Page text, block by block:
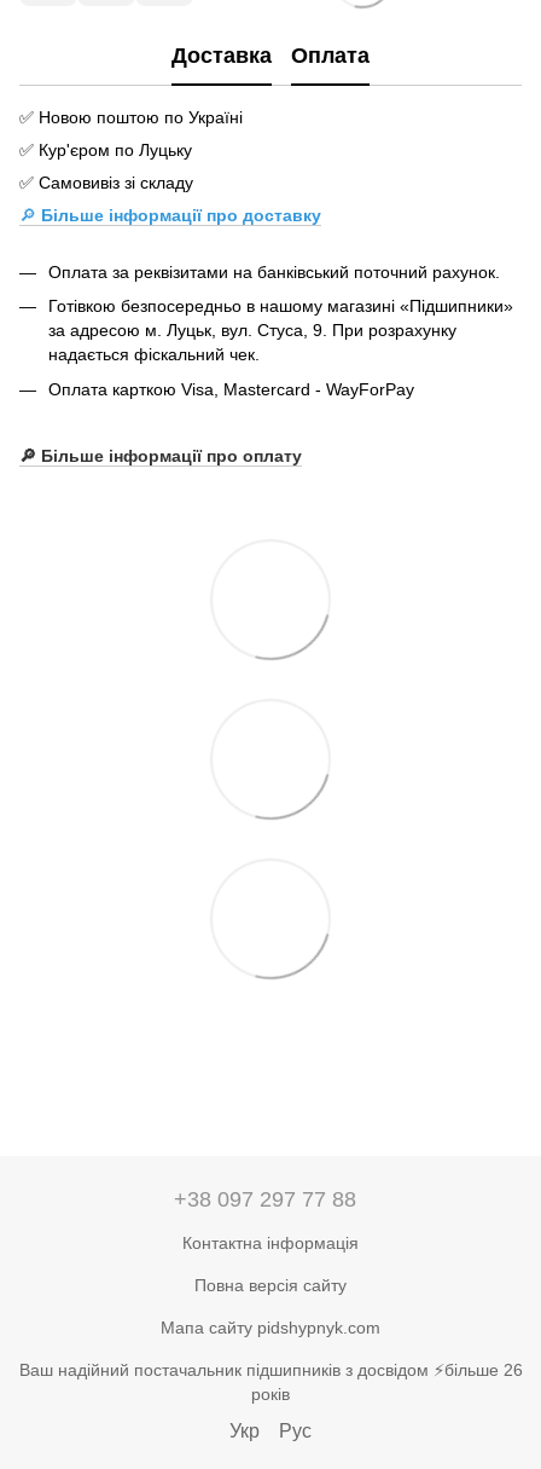
Доставка Оплата
✅ Новою поштою по Україні
✅ Кур'єром по Луцьку
✅ Самовивіз зі складу
🔎 Більше інформації про доставку
Оплата за реквізитами на банківський поточний рахунок.
Готівкою безпосередньо в нашому магазині «Підшипники»
за адресою м. Луцьк, вул. Стуса, 9. При розрахунку
надається фіскальний чек.
Оплата карткою Visa, Mastercard - WayForPay
🔎 Більше інформації про оплату
+38 097 297 77 88
Контактна інформація
Повна версія сайту
Мапа сайту pidshypnyk.com
Ваш надійний постачальник підшипників з досвідом ⚡більше 26
років
Укр Рус